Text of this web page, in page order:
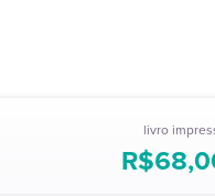
livro
R$